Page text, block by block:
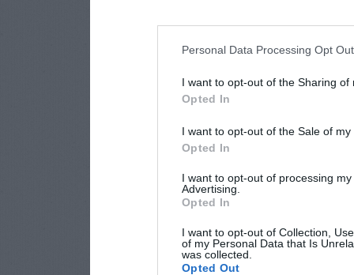
Personal Data Processing Opt
I want to opt-out of the Sharing of
Opted In
I want to opt-out of the Sale of
Opted In
I want to opt-out of processing
Advertising.
Opted In
I want to opt-out of Collection,
of my Personal Data that Is
was collected.
Opted Out